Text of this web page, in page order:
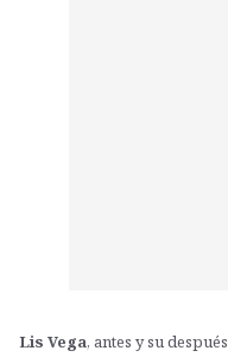
Lis Vega, antes y su después